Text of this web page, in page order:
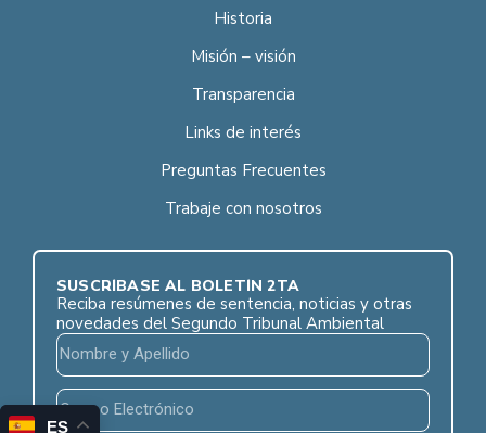
Historia
Misión – visión
Transparencia
Links de interés
Preguntas Frecuentes
Trabaje con nosotros
SUSCRÍBASE AL BOLETÍN 2TA
Reciba resúmenes de sentencia, noticias y otras
novedades del Segundo Tribunal Ambiental
ES